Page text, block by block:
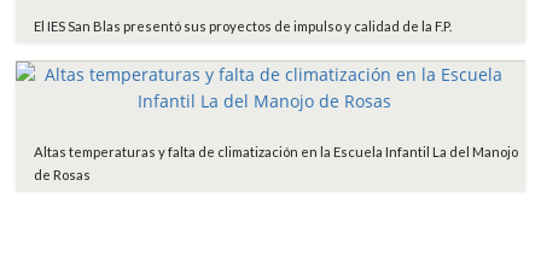
El IES San Blas presentó sus proyectos de impulso y calidad de la F.P.
Altas temperaturas y falta de climatización en la Escuela Infantil La del Manojo
de Rosas